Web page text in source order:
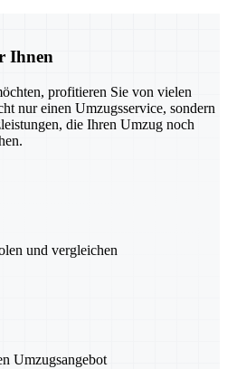
Ihnen
profitieren Sie von vielen
nur einen Umzugsservice, sondern
die Ihren Umzug noch
und vergleichen
Umzugsangebot